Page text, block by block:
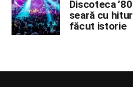
Discoteca
seară cu
făcut istorie